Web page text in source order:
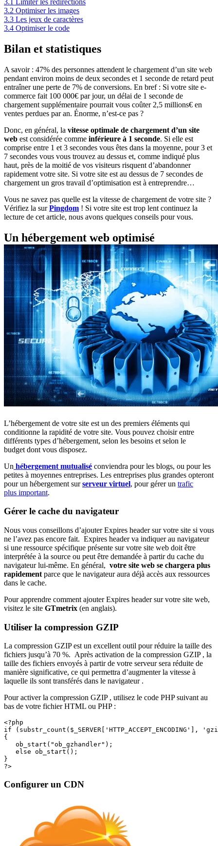
3.1
Limiter les redirections
3.2 Optimiser les images
3.3 Les jeux de caractères
3.4 Optimiser le code
Bilan et statistiques
A savoir : 47% des personnes attendent le chargement d’un site web
pendant environ moins de deux secondes et 1 seconde de retard peut
entraîner une perte de 7% de conversions. En bref : Si votre site e-
commerce fait 100 000€ par jour, un délai de 1 seconde de
chargement supplémentaire pourrait vous coûter 2,5 millions€ en
ventes perdues par an. Énorme, n’est-ce pas ?
Donc, en général, la vitesse optimale de chargement d’un site
web est considérée comme inférieure à 1 seconde. Si elle est
comprise entre 1 et 3 secondes vous êtes dans la moyenne, pour 3 et
7 secondes vous vous trouvez au dessus et, comme indiqué plus
haut, près de la moitié de vos visiteurs risquent d’abandonner
rapidement votre site. Si votre site est au dessus de 7 secondes de
chargement un gros travail d’optimisation est à entreprendre…
Vous ne savez pas quelle est la vitesse de chargement de votre site ?
Vérifiez la surPingdom ! Si votre site est trop lent continuez la
lecture de cet article, nous avons quelques conseils pour vous.
Un hébergement web optimisé
L’hébergement de votre site est un des premiers éléments qui
conditionne la rapidité de votre site. Vous pouvez choisir entre
différents types d’hébergement, selon les besoins et selon le
budget dont vous disposez.
Un hébergement mutualisé conviendra pour les blogs, ou pour les
petites à moyennes entreprises. Les entreprises plus grandes opteront
pour un hébergement surserveur virtuel, pour gérer un trafic
plus important.
Gérer le cache du navigateur
Nous vous conseillons d’ajouter Expires header sur votre site si vous
ne l’avez pas encore fait. Expires header va indiquer au navigateur
si une ressource spécifique présente sur votre site web doit être
interprétée à la source ou peut être demandée à partir du cache du
navigateur lui-même. En général, votre site web se chargera plus
rapidement parce que le navigateur aura déjà accès aux ressources
dans le cache.
Pour apprendre comment ajouter Expires header sur votre site web,
visitez le site GTmetrix (en anglais).
Utiliser la compression GZIP
La compression GZIP est un excellent outil pour réduire la taille des
fichiers jusqu’à 70 %. Après activation de la compression GZIP , la
taille des fichiers envoyés à partir de votre serveur sera réduite de
manière significative, ce qui permettra d’augmenter la vitesse à
laquelle ils sont transférés dans le navigateur .
Pour activer la compression GZIP , utilisez le code PHP suivant au
bas de votre fichier HTML ou PHP :
<?php
if (substr_count($_SERVER['HTTP_ACCEPT_ENCODING'],
{
   ob_start("ob_gzhandler");
   else ob_start();
}
?>
Configurer un CDN